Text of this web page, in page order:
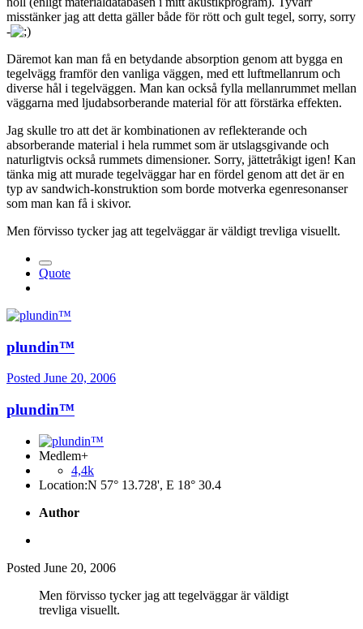
misstänker jag att detta gäller både för rött och gult tegel, sorry, sorry
-
Däremot kan man få en betydande absorption genom att bygga en
tegelvägg framför den vanliga väggen, med ett luftmellanrum och
diverse hål i tegelväggen. Man kan också fylla mellanrummet mellan
väggarna med ljudabsorberande material för att förstärka effekten.
Jag skulle tro att det är kombinationen av reflekterande och
absorberande material i hela rummet som är utslagsgivande och
naturligtvis också rummets dimensioner. Sorry, jättetråkigt igen! Kan
tänka mig att murade tegelväggar har en fördel genom att det är en
typ av sandwich-konstruktion som borde motverka egenresonanser
som man kan få i skivor.
Men förvisso tycker jag att tegelväggar är väldigt trevliga visuellt.
Quote
plundin™
Posted June 20, 2006
plundin™
Medlem+
4,4k
Location:N 57° 13.728', E 18° 30.4
Author
Posted June 20, 2006
Men förvisso tycker jag att tegelväggar är väldigt
trevliga visuellt.